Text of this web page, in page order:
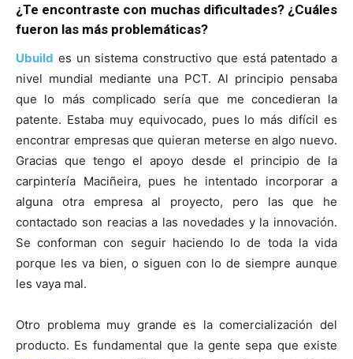
¿Te encontraste con muchas dificultades? ¿Cuáles
fueron las más problemáticas?
Ubuild es un sistema constructivo que está patentado a
nivel mundial mediante una PCT. Al principio pensaba
que lo más complicado sería que me concedieran la
patente. Estaba muy equivocado, pues lo más difícil es
encontrar empresas que quieran meterse en algo nuevo.
Gracias que tengo el apoyo desde el principio de la
carpintería Maciñeira, pues he intentado incorporar a
alguna otra empresa al proyecto, pero las que he
contactado son reacias a las novedades y la innovación.
Se conforman con seguir haciendo lo de toda la vida
porque les va bien, o siguen con lo de siempre aunque
les vaya mal.
Otro problema muy grande es la comercialización del
producto. Es fundamental que la gente sepa que existe